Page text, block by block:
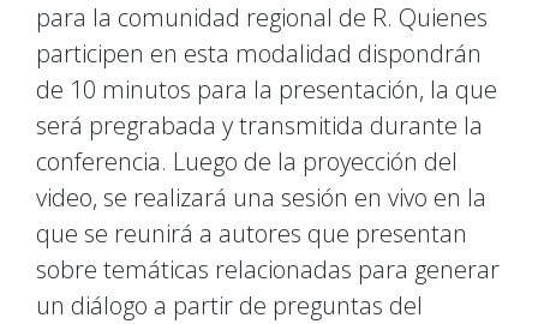
para la comunidad regional de R. Quienes
participen en esta modalidad dispondrán
de 10 minutos para la presentación, la que
será pregrabada y transmitida durante la
conferencia. Luego de la proyección del
video, se realizará una sesión en vivo en la
que se reunirá a autores que presentan
sobre temáticas relacionadas para generar
un diálogo a partir de preguntas del